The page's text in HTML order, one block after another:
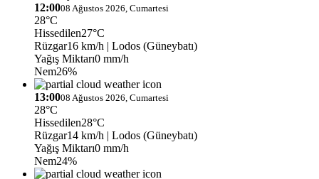
12:0008 Ağustos 2026, Cumartesi
28°C
Hissedilen27°C
Rüzgar16 km/h | Lodos (Güneybatı)
Yağış Miktarı0 mm/h
Nem26%
13:0008 Ağustos 2026, Cumartesi
28°C
Hissedilen28°C
Rüzgar14 km/h | Lodos (Güneybatı)
Yağış Miktarı0 mm/h
Nem24%